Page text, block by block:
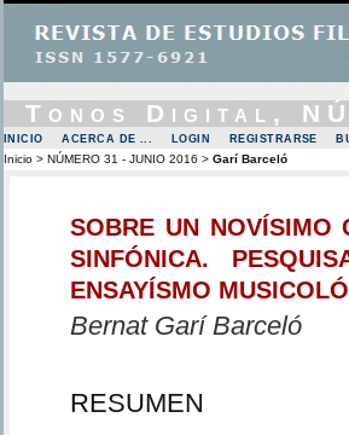
Tonos Digital,
INICIO ACERCA DE ... LOGIN REGISTRARSE
Inicio > NÚMERO 31 - JUNIO 2016 > Garí Barceló
SOBRE UN NOVÍSIMO
SINFÓNICA.
ENSAYÍSMO
Bernat Garí Barceló
RESUMEN